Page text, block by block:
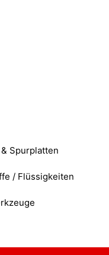
Spurplatten
/ Flüssigkeiten